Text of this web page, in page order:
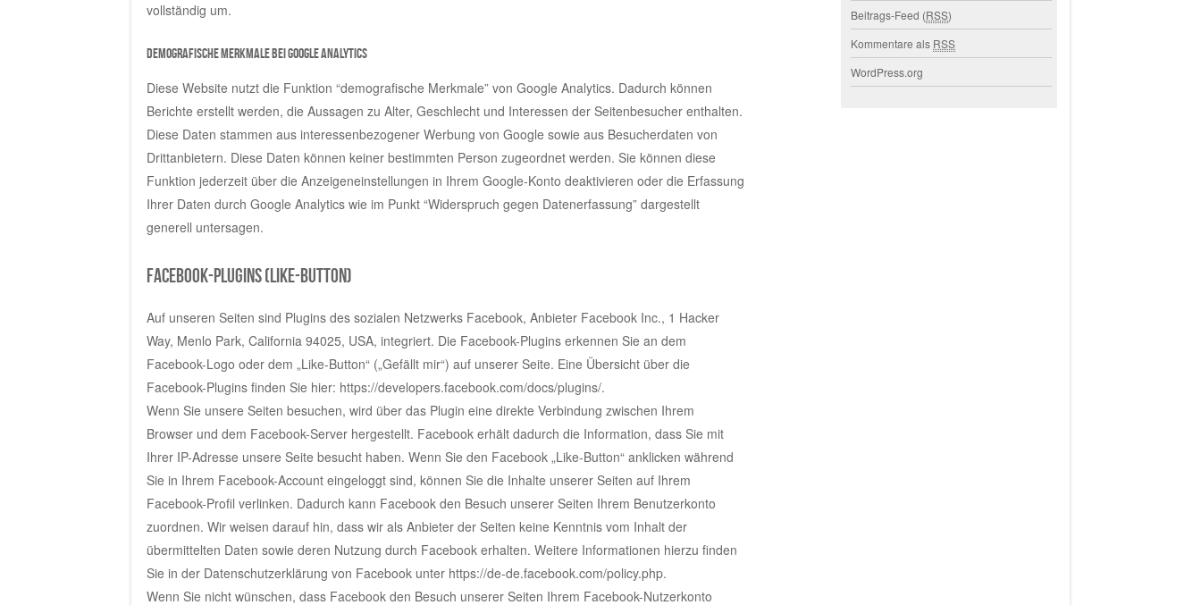
vollständig um.
Demografische Merkmale bei Google Analytics
Diese Website nutzt die Funktion “demografische Merkmale” von Google Analytics. Dadurch können
Berichte erstellt werden, die Aussagen zu Alter, Geschlecht und Interessen der Seitenbesucher enthalten.
Diese Daten stammen aus interessenbezogener Werbung von Google sowie aus Besucherdaten von
Drittanbietern. Diese Daten können keiner bestimmten Person zugeordnet werden. Sie können diese
Funktion jederzeit über die Anzeigeneinstellungen in Ihrem Google-Konto deaktivieren oder die Erfassung
Ihrer Daten durch Google Analytics wie im Punkt “Widerspruch gegen Datenerfassung” dargestellt
generell untersagen.
Facebook-Plugins (Like-Button)
Auf unseren Seiten sind Plugins des sozialen Netzwerks Facebook, Anbieter Facebook Inc., 1 Hacker
Way, Menlo Park, California 94025, USA, integriert. Die Facebook-Plugins erkennen Sie an dem
Facebook-Logo oder dem „Like-Button“ („Gefällt mir“) auf unserer Seite. Eine Übersicht über die
Facebook-Plugins finden Sie hier: https://developers.facebook.com/docs/plugins/.
Wenn Sie unsere Seiten besuchen, wird über das Plugin eine direkte Verbindung zwischen Ihrem
Browser und dem Facebook-Server hergestellt. Facebook erhält dadurch die Information, dass Sie mit
Ihrer IP-Adresse unsere Seite besucht haben. Wenn Sie den Facebook „Like-Button“ anklicken während
Sie in Ihrem Facebook-Account eingeloggt sind, können Sie die Inhalte unserer Seiten auf Ihrem
Facebook-Profil verlinken. Dadurch kann Facebook den Besuch unserer Seiten Ihrem Benutzerkonto
zuordnen. Wir weisen darauf hin, dass wir als Anbieter der Seiten keine Kenntnis vom Inhalt der
übermittelten Daten sowie deren Nutzung durch Facebook erhalten. Weitere Informationen hierzu finden
Sie in der Datenschutzerklärung von Facebook unter https://de-de.facebook.com/policy.php.
Wenn Sie nicht wünschen, dass Facebook den Besuch unserer Seiten Ihrem Facebook-Nutzerkonto
Beitrags-Feed (RSS)
Kommentare als RSS
WordPress.org